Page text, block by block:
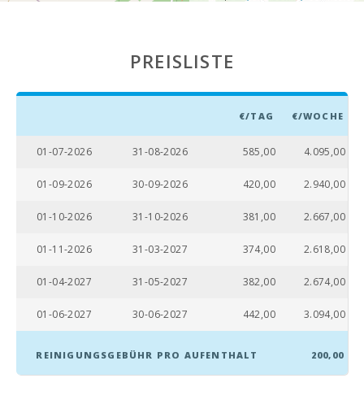
PREISLISTE
€/TAG €/WOCHE
01-07-2026 31-08-2026 585,00 4.095,00
01-09-2026 30-09-2026 420,00 2.940,00
01-10-2026 31-10-2026 381,00 2.667,00
01-11-2026 31-03-2027 374,00 2.618,00
01-04-2027 31-05-2027 382,00 2.674,00
01-06-2027 30-06-2027 442,00 3.094,00
REINIGUNGSGEBÜHR PRO AUFENTHALT 200,00